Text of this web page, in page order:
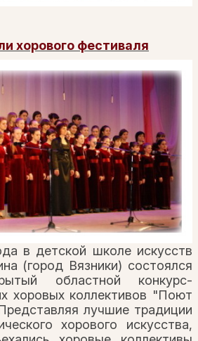
хорового фестиваля
в детской школе искусств
(город Вязники) состоялся
областной конкурс-
хоровых коллективов "Поют
лучшие традиции
хорового искусства,